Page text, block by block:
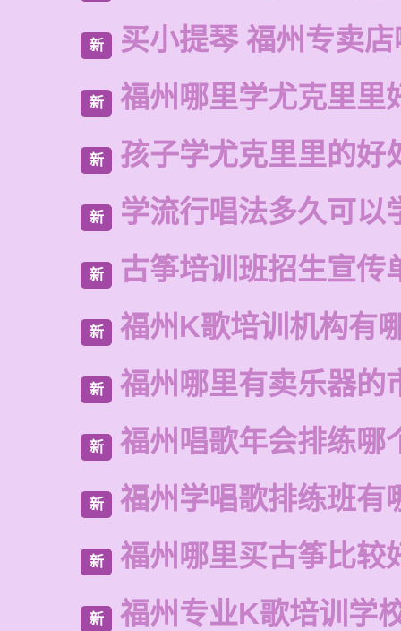
新 买小提琴 福州专卖
新 福州哪里学尤克里里
新 孩子学尤克里里的好
新 学流行唱法多久可以
新 古筝培训班招生宣传
新 福州K歌培训机构有
新 福州哪里有卖乐器的
新 福州唱歌年会排练哪
新 福州学唱歌排练班有
新 福州哪里买古筝比较
新 福州专业K歌培训学